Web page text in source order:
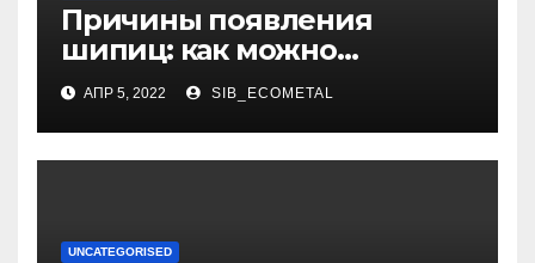
Причины появления
шипиц: как можно
заразиться вирусом
АПР 5, 2022 SIB_ECOMETAL
UNCATEGORISED